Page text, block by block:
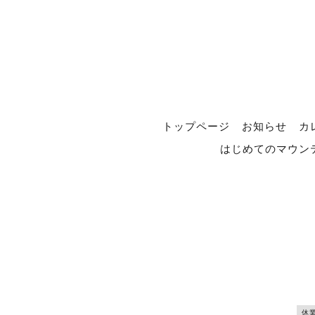
トップページ お知らせ
カ
はじめてのマウン
休